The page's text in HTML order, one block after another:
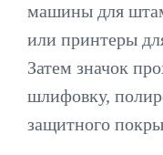
машины для
или принтеры
Затем значок
шлифовку,
защитного